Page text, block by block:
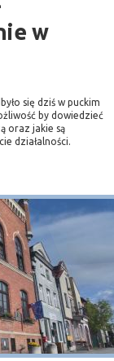
w
się dziś w puckim
by dowiedzieć
oraz jakie są
działalności.